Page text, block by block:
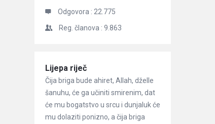
Odgovora : 22.775
Reg. članova : 9.863
Članci
Lijepa riječ
Čija briga bude ahiret, Allah, dželle
šanuhu, će ga učiniti smirenim, dat
će mu bogatstvo u srcu i dunjaluk će
mu dolaziti ponizno, a čija briga